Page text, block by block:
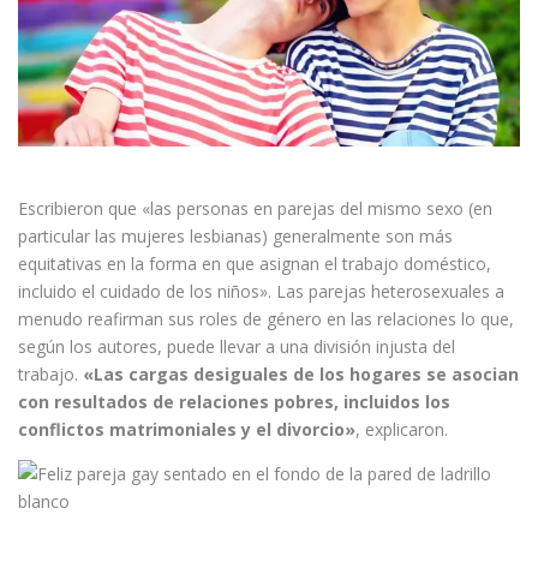
Escribieron que «las personas en parejas del mismo sexo (en
particular las mujeres lesbianas) generalmente son más
equitativas en la forma en que asignan el trabajo doméstico,
incluido el cuidado de los niños». Las parejas heterosexuales a
menudo reafirman sus roles de género en las relaciones lo que,
según los autores, puede llevar a una división injusta del
trabajo. «Las cargas desiguales de los hogares se asocian
con resultados de relaciones pobres, incluidos los
conflictos matrimoniales y el divorcio», explicaron.